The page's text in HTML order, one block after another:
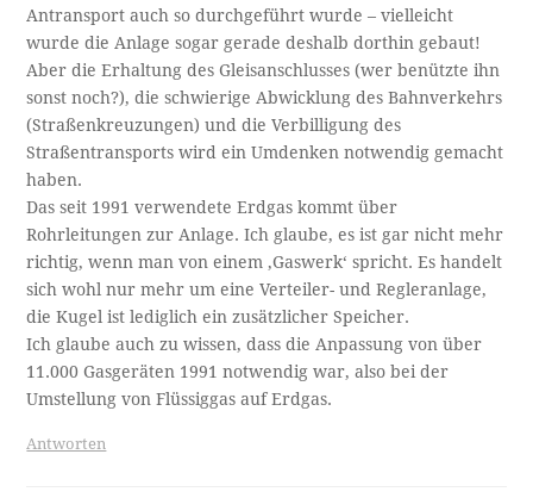
Antransport auch so durchgeführt wurde – vielleicht
wurde die Anlage sogar gerade deshalb dorthin gebaut!
Aber die Erhaltung des Gleisanschlusses (wer benützte ihn
sonst noch?), die schwierige Abwicklung des Bahnverkehrs
(Straßenkreuzungen) und die Verbilligung des
Straßentransports wird ein Umdenken notwendig gemacht
haben.
Das seit 1991 verwendete Erdgas kommt über
Rohrleitungen zur Anlage. Ich glaube, es ist gar nicht mehr
richtig, wenn man von einem ‚Gaswerk‘ spricht. Es handelt
sich wohl nur mehr um eine Verteiler- und Regleranlage,
die Kugel ist lediglich ein zusätzlicher Speicher.
Ich glaube auch zu wissen, dass die Anpassung von über
11.000 Gasgeräten 1991 notwendig war, also bei der
Umstellung von Flüssiggas auf Erdgas.
Antworten